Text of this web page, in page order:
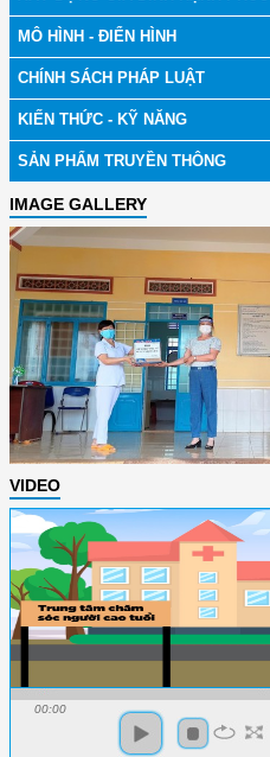
MÔ HÌNH - ĐIỂN HÌNH
CHÍNH SÁCH PHÁP LUẬT
KIẾN THỨC - KỸ NĂNG
SẢN PHẨM TRUYỀN THÔNG
IMAGE GALLERY
VIDEO
00:00